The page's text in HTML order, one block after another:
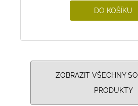
DO KOŠÍKU
ZOBRAZIT VŠECHNY
PRODUKTY